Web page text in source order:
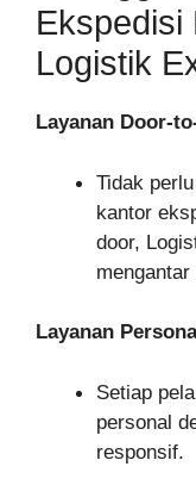
Ekspedisi
Logistik
Layanan Door-
Tidak
kantor
door,
Layanan
Setiap
personal
responsif.